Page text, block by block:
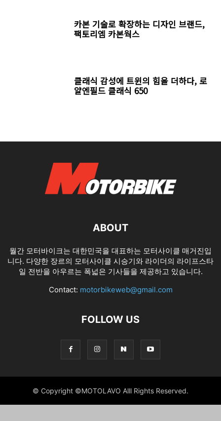
카본 기술로 확장하는 디자인 브랜드,
팩토리엠 카본웍스
클래식 감성에 트윈의 힘을 더하다, 로
얄엔필드 클래식 650
ABOUT
월간 모터바이크는 대한민국을 대표하는 모터사이클 매거진입
니다. 다양한 장르의 모터사이클 시승기와 라이더의 라이프스타
일 전반을 아우르는 폭넓은 기사들을 제공하고 있습니다.
Contact: motorbikeweb@gmail.com
FOLLOW US
© Copyright ©MOTOLAVO Alll Rights Reserved.